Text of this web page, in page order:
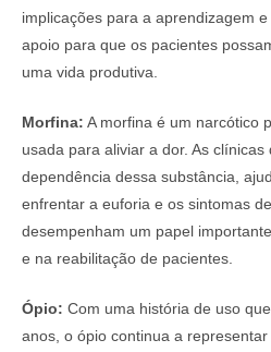
implicações para a aprendizagem
apoio para que os pacientes
uma vida produtiva.
Morfina: A morfina é um narcótico
usada para aliviar a dor. As
dependência dessa substância,
enfrentar a euforia e os sintomas
desempenham um papel
e na reabilitação de pacientes.
Ópio: Com uma história de uso
anos, o ópio continua a